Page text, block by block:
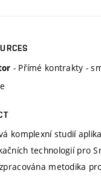
- Přímé kontrakty -
komplexní studií
technologií pro
metodika